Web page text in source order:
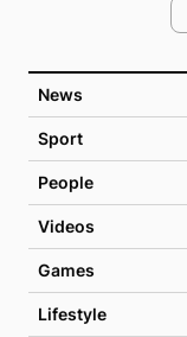
News
Sport
People
Videos
Games
Lifestyle